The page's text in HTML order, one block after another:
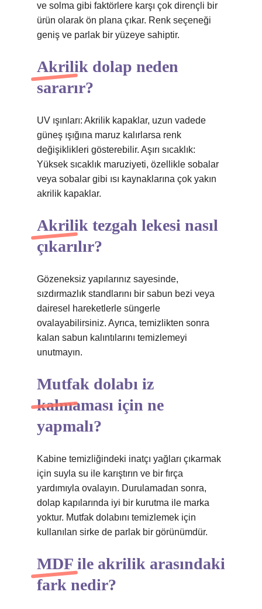
ve solma gibi faktörlere karşı çok dirençli bir
ürün olarak ön plana çıkar. Renk seçeneği
geniş ve parlak bir yüzeye sahiptir.
Akrilik dolap neden
sararır?
UV ışınları: Akrilik kapaklar, uzun vadede
güneş ışığına maruz kalırlarsa renk
değişiklikleri gösterebilir. Aşırı sıcaklık:
Yüksek sıcaklık maruziyeti, özellikle sobalar
veya sobalar gibi ısı kaynaklarına çok yakın
akrilik kapaklar.
Akrilik tezgah lekesi nasıl
çıkarılır?
Gözeneksiz yapılarınız sayesinde,
sızdırmazlık standlarını bir sabun bezi veya
dairesel hareketlerle süngerle
ovalayabilirsiniz. Ayrıca, temizlikten sonra
kalan sabun kalıntılarını temizlemeyi
unutmayın.
Mutfak dolabı iz
kalmaması için ne
yapmalı?
Kabine temizliğindeki inatçı yağları çıkarmak
için suyla su ile karıştırın ve bir fırça
yardımıyla ovalayın. Durulamadan sonra,
dolap kapılarında iyi bir kurutma ile marka
yoktur. Mutfak dolabını temizlemek için
kullanılan sirke de parlak bir görünümdür.
MDF ile akrilik arasındaki
fark nedir?